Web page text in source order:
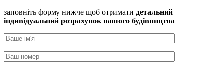
заповніть форму нижче щоб отримати детальний
індивідуальний розрахунок вашого будівництва